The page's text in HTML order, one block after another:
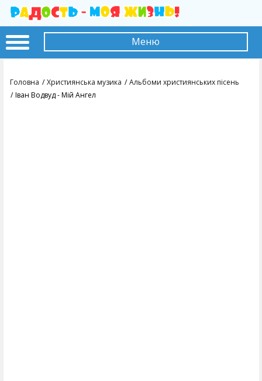
Меню
Головна Християнська музика
Альбоми християнських пісень
Іван Водвуд - Мій Ангел